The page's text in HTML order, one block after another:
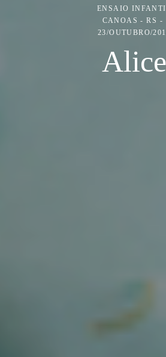
ENSAIO
CANOAS - RS
23/OUTUBRO/
Alice